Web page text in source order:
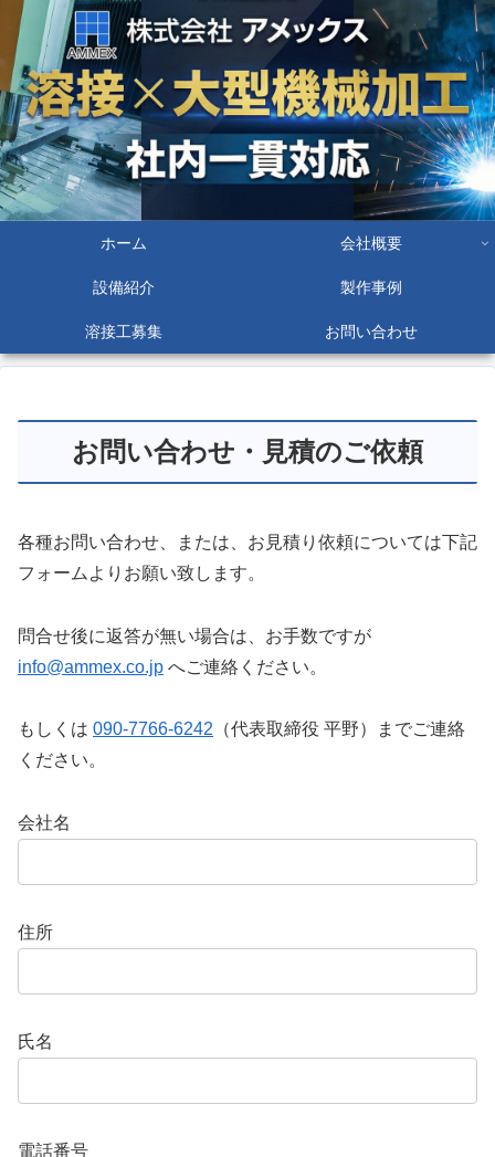
ホーム 会社概要
設備紹介 製作事例
溶接工募集 お問い合わせ
お問い合わせ・見積のご依頼
各種お問い合わせ、または、お見積り依頼については下記
フォームよりお願い致します。
問合せ後に返答が無い場合は、お手数ですが
info@ammex.co.jp へご連絡ください。
もしくは 090-7766-6242 （代表取締役 平野）までご連絡
ください。
会社名
住所
氏名
電話番号